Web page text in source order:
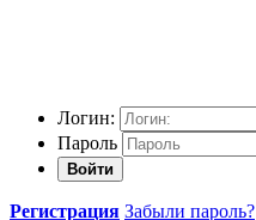
Логин:
Пароль
Войти
Регистрация Забыли пароль?